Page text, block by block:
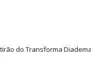
do Transforma